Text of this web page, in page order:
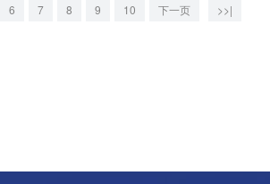
6 7 8 9 10 下一页 >>|